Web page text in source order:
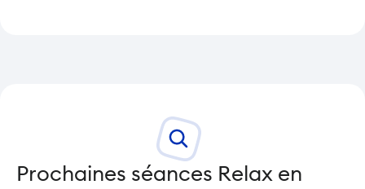
Prochaines séances Relax en